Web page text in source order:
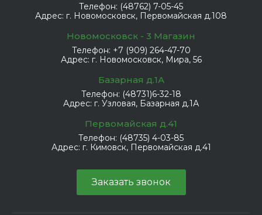
Телефон: (48762) 7-05-45
Адрес: г. Новомосковск, Первомайская д.108
Новомосковск - 3 Магазин
Телефон: +7 (909) 264-47-70
Адрес: г. Новомосковск, Мира, 56
Базарная д.1А
Телефон: (48731)6-32-18
Адрес: г. Узловая, Базарная д.1А
Первомайская д.41
Телефон: (48735) 4-03-85
Адрес: г. Кимовск, Первомайская д.41
Заказать звонок